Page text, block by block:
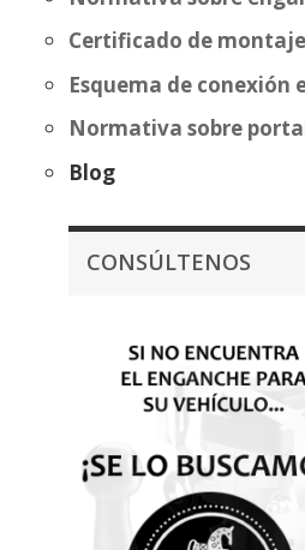
Certificado de montaje
Esquema de conexión
Normativa sobre
Blog
CONSÚLTENOS